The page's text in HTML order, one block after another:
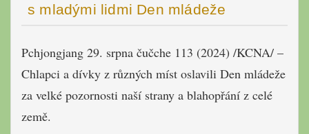
s mladými lidmi Den mládeže
Pchjongjang 29. srpna čučche 113 (2024) /KCNA/ –
Chlapci a dívky z různých míst oslavili Den mládeže
za velké pozornosti naší strany a blahopřání z celé
země.